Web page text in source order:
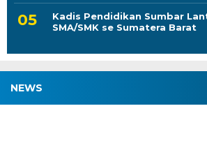
Kadis Pendidikan Sumbar
SMA/SMK se Sumatera Barat
NEWS